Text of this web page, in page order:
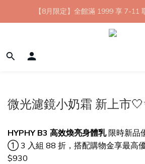
【8月限定】全館滿 1999 享 7-11
【8月限定】全館滿 1999 享 7-11
七夕情人節💘任選 A+B 限時優
新會員首購 7-11 店到店免運 點我
微光濾鏡小奶霜 新上市
HYPHY B3 高效煥亮身體乳限時新品
① 3 入組 88 折，搭配購物金享最高
$930